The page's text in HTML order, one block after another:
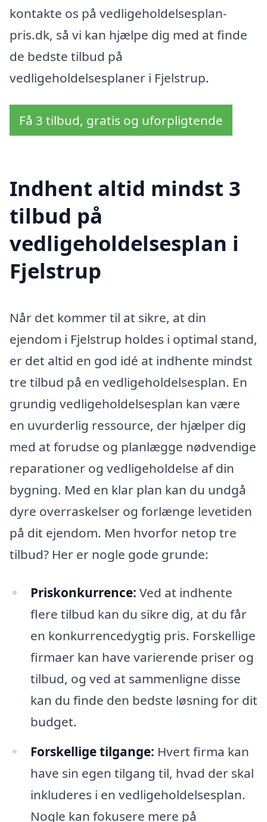
kontakte os på vedligeholdelsesplan-
pris.dk, så vi kan hjælpe dig med at finde
de bedste tilbud på
vedligeholdelsesplaner i Fjelstrup.
Få 3 tilbud, gratis og uforpligtende
Indhent altid mindst 3
tilbud på
vedligeholdelsesplan i
Fjelstrup
Når det kommer til at sikre, at din
ejendom i Fjelstrup holdes i optimal stand,
er det altid en god idé at indhente mindst
tre tilbud på en vedligeholdelsesplan. En
grundig vedligeholdelsesplan kan være
en uvurderlig ressource, der hjælper dig
med at forudse og planlægge nødvendige
reparationer og vedligeholdelse af din
bygning. Med en klar plan kan du undgå
dyre overraskelser og forlænge levetiden
på dit ejendom. Men hvorfor netop tre
tilbud? Her er nogle gode grunde:
Priskonkurrence: Ved at indhente
flere tilbud kan du sikre dig, at du får
en konkurrencedygtig pris. Forskellige
firmaer kan have varierende priser og
tilbud, og ved at sammenligne disse
kan du finde den bedste løsning for dit
budget.
Forskellige tilgange: Hvert firma kan
have sin egen tilgang til, hvad der skal
inkluderes i en vedligeholdelsesplan.
Nogle kan fokusere mere på